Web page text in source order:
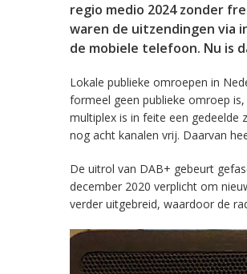
regio medio 2024 zonder
waren de uitzendingen via
de mobiele telefoon. Nu is
Lokale publieke omroepen in
formeel geen publieke omroep
multiplex is in feite een gedeelde
nog acht kanalen vrij. Daarvan
De uitrol van DAB+ gebeurt
december 2020 verplicht om
verder uitgebreid, waardoor de